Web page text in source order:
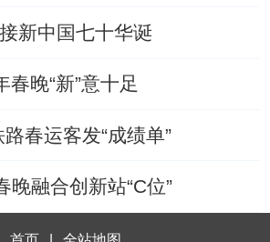
新中国七十华诞
晚“新”意十足
春运客发“成绩单”
晚融合创新站“C位”